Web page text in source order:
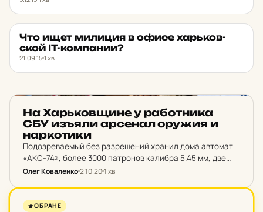
НОВИНИ ХАРКОВА ★ ОБРАНЕ
Что ищет ми­ли­ция в офисе харь­ков­
ской IT-ком­па­нии?
21.09.15 1 хв
На Харь­ков­щи­не у ра­бот­ни­ка
СБУ изъяли ар­се­нал оружия и
нар­ко­ти­ки
Подозреваемый без разрешений хранил дома автомат
«АКС-74», более 3000 патронов калибра 5.45 мм, две
гранаты Ф-1 и взрывчатое вещество метательного
Олег Коваленко2.10.201 хв
НОВИНИ ХАРКОВА
ОБРАНЕ